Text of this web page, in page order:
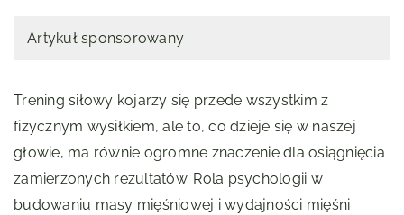
Artykuł sponsorowany
Trening siłowy kojarzy się przede wszystkim z
fizycznym wysiłkiem, ale to, co dzieje się w naszej
głowie, ma równie ogromne znaczenie dla osiągnięcia
zamierzonych rezultatów. Rola psychologii w
budowaniu masy mięśniowej i wydajności mięśni